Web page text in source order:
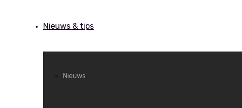
Nieuws & tips
Nieuws